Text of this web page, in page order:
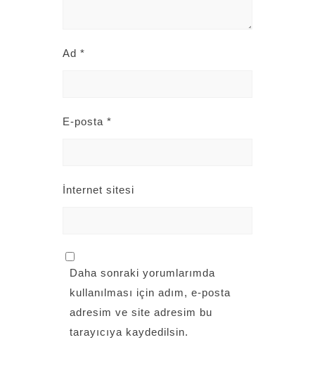
Ad *
E-posta *
İnternet sitesi
Daha sonraki yorumlarımda
kullanılması için adım, e-posta
adresim ve site adresim bu
tarayıcıya kaydedilsin.